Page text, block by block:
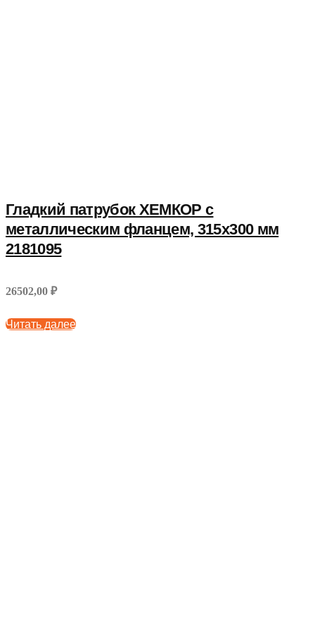
Гладкий патрубок ХЕМКОР с
металлическим фланцем, 315х300 мм
2181095
26502,00 ₽
Читать далее